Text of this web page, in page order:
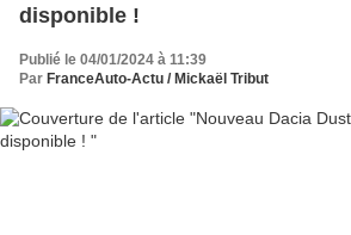
disponible !
Publié le 04/01/2024 à 11:39
Par FranceAuto-Actu / Mickaël Tribut